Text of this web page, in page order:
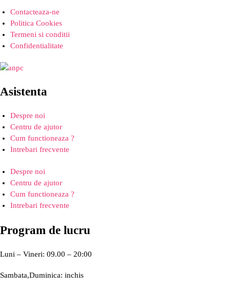
Contacteaza-ne
Politica Cookies
Termeni si conditii
Confidentialitate
Asistenta
Despre noi
Centru de ajutor
Cum functioneaza ?
Intrebari frecvente
Despre noi
Centru de ajutor
Cum functioneaza ?
Intrebari frecvente
Program de lucru
Luni – Vineri: 09.00 – 20:00
Sambata,Duminica: inchis